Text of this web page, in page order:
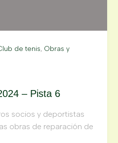
de tenis, Obras y
– Pista 6
socios y deportistas
obras de reparación de